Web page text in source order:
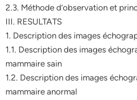
2.3. Méthode d’observation et
III. RESULTATS
1. Description des images
1.1. Description des images
mammaire sain
1.2. Description des images
mammaire anormal